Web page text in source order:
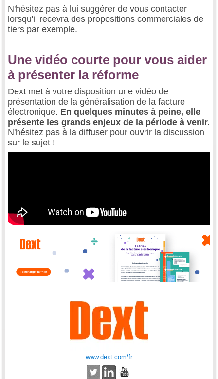
N'hésitez pas à lui suggérer de vous contacter
lorsqu'il recevra des propositions commerciales de
tiers par exemple.
Une vidéo courte pour vous aider
à présenter la réforme
Dext met à votre disposition une vidéo de
présentation de la généralisation de la facture
électronique. En quelques minutes à peine, elle
présente les grands enjeux de la période à venir.
N'hésitez pas à la diffuser pour ouvrir la discussion
sur le sujet !
www.dext.com/fr